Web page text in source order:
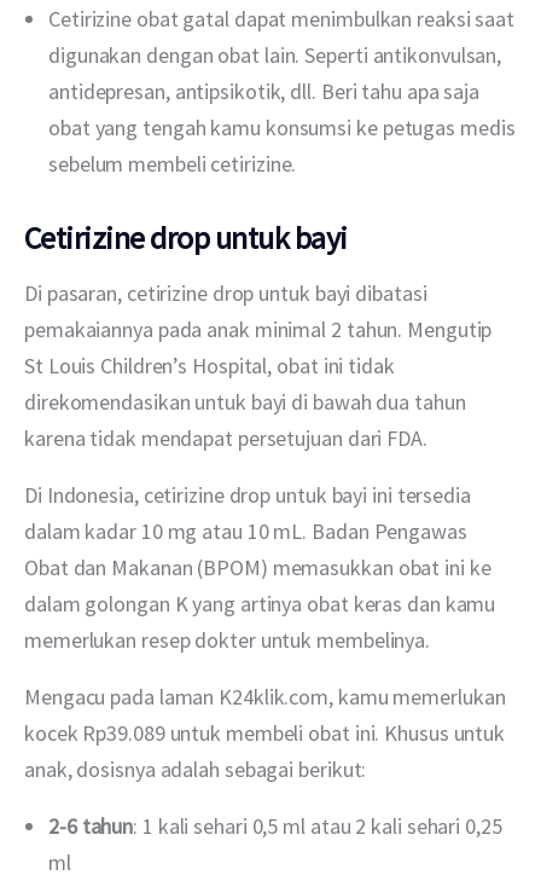
Cetirizine obat gatal dapat menimbulkan reaksi saat
digunakan dengan obat lain. Seperti antikonvulsan,
antidepresan, antipsikotik, dll. Beri tahu apa saja
obat yang tengah kamu konsumsi ke petugas medis
sebelum membeli cetirizine.
Cetirizine drop untuk bayi
Di pasaran, cetirizine drop untuk bayi dibatasi
pemakaiannya pada anak minimal 2 tahun. Mengutip
St Louis Children’s Hospital, obat ini tidak
direkomendasikan untuk bayi di bawah dua tahun
karena tidak mendapat persetujuan dari FDA.
Di Indonesia, cetirizine drop untuk bayi ini tersedia
dalam kadar 10 mg atau 10 mL. Badan Pengawas
Obat dan Makanan (BPOM) memasukkan obat ini ke
dalam golongan K yang artinya obat keras dan kamu
memerlukan resep dokter untuk membelinya.
Mengacu pada laman K24klik.com, kamu memerlukan
kocek Rp39.089 untuk membeli obat ini. Khusus untuk
anak, dosisnya adalah sebagai berikut:
2-6 tahun: 1 kali sehari 0,5 ml atau 2 kali sehari 0,25
ml